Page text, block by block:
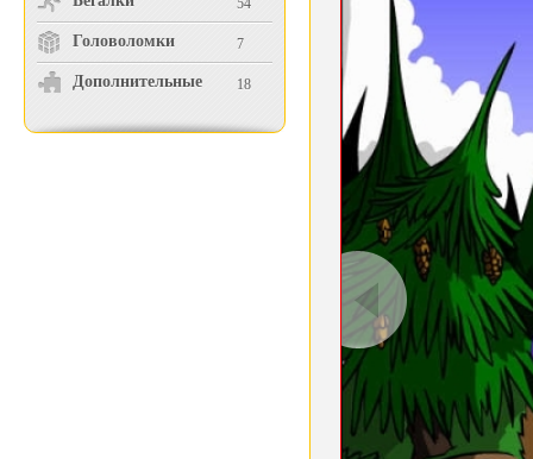
54
Головоломки 7
Дополнительные 18